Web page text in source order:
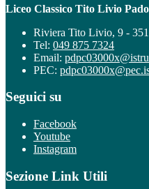
Liceo Classico Tito Livio
Riviera Tito Livio, 9 -
Tel: 049 875 7324
Email:
PEC:
Seguici su
Facebook
Youtube
Instagram
Sezione Link Utili